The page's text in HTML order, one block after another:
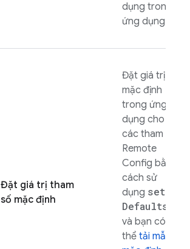
dụng trong
ứng dụng.
Đặt giá trị tham
số mặc định
Đặt giá trị
mặc định
trong ứng
dụng cho
các tham số
Remote
Config bằng
cách sử
dụng set
Defaults(
và bạn có
thể tải mẫu